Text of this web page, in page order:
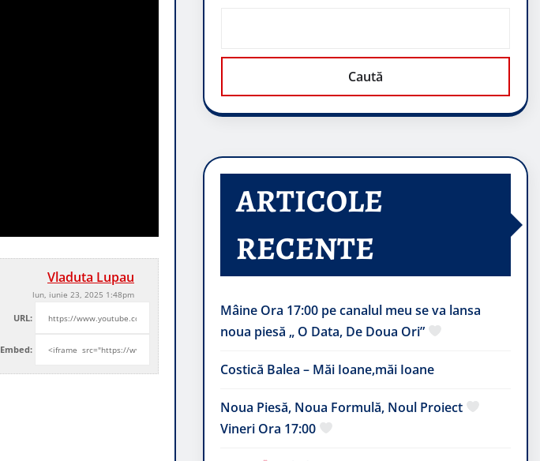
Vladuta Lupau
lun, iunie 23, 2025 1:48pm
URL:
Embed:
Caută
ARTICOLE
RECENTE
Mâine Ora 17:00 pe canalul meu se va lansa
noua piesă „ O Data, De Doua Ori”
Costică Balea – Măi Ioane,măi Ioane
Noua Piesă, Noua Formulă, Noul Proiect
Vineri Ora 17:00